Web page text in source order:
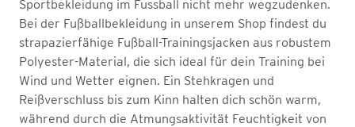
Sportbekleidung im Fussball nicht mehr wegzudenken.
Bei der Fußballbekleidung in unserem Shop findest du
strapazierfähige Fußball-Trainingsjacken aus robustem
Polyester-Material, die sich ideal für dein Training bei
Wind und Wetter eignen. Ein Stehkragen und
Reißverschluss bis zum Kinn halten dich schön warm,
während durch die Atmungsaktivität Feuchtigkeit von